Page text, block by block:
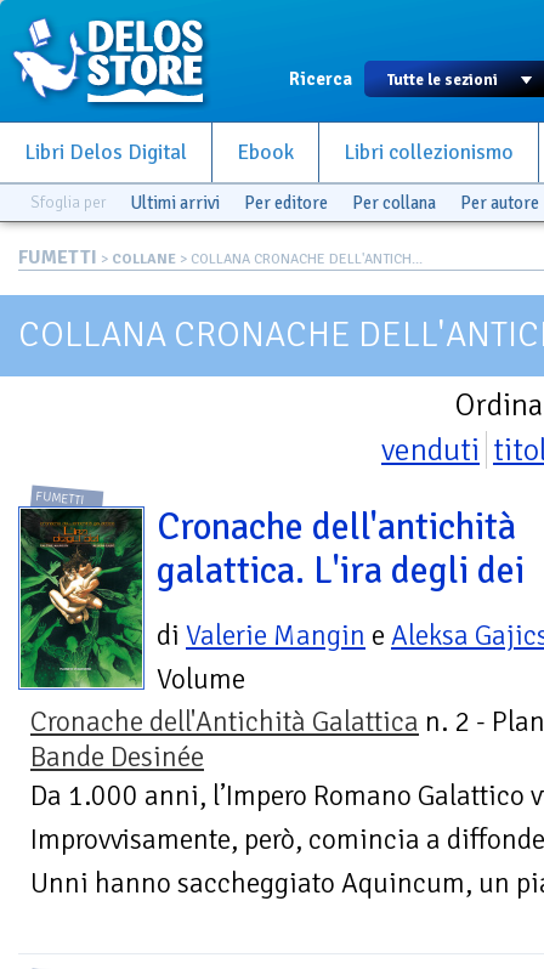
Ricerca
Libri Delos Digital Ebook Libri collezionismo
Sfoglia per Ultimi arrivi Per editore Per collana Per autore
FUMETTI > COLLANE > COLLANA CRONACHE DELL'ANTICH...
COLLANA CRONACHE
venduti
FUMETTI
Cronache dell'antichità
galattica. L'ira degli dei
di Valerie Mangin e Aleksa
Volume
Cronache dell'Antichità Galattica n. 2 -
Bande Desinée
Da 1.000 anni, l’Impero Romano Galattico
Improvvisamente, però, comincia a
Unni hanno saccheggiato Aquincum, un